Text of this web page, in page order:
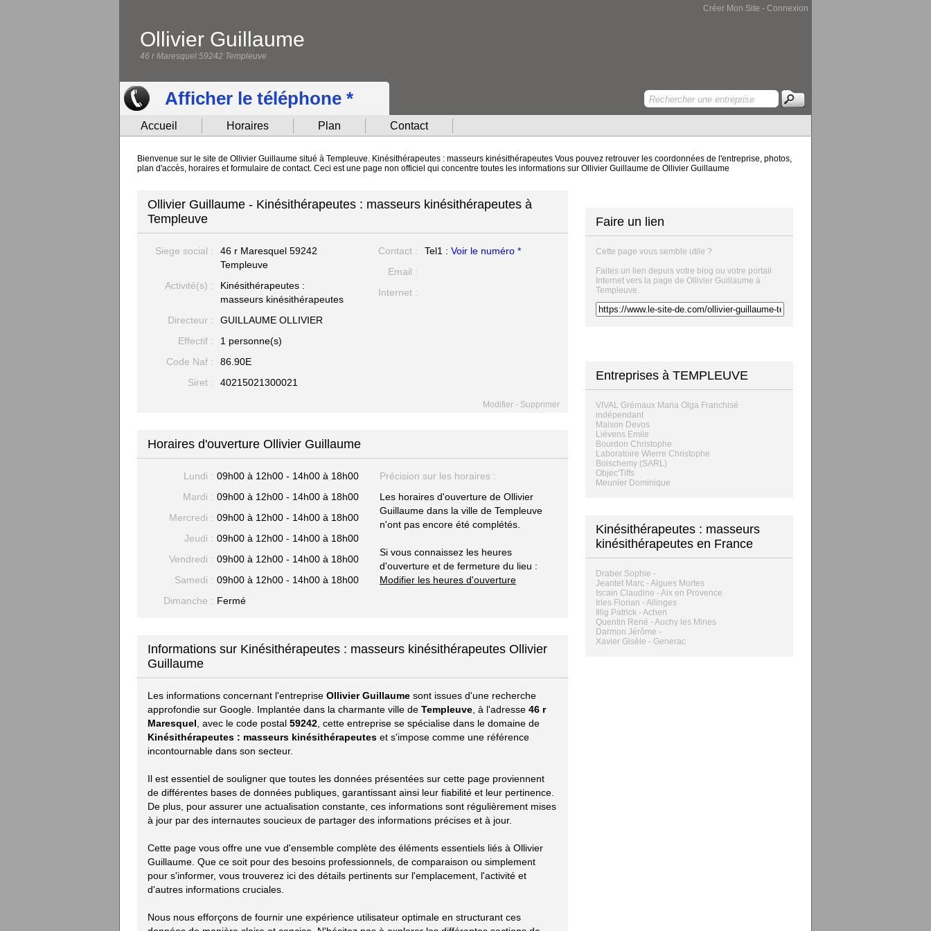
Créer Mon Site - Connexion
Ollivier Guillaume
46 r Maresquel 59242 Templeuve
Afficher le téléphone *
Accueil Horaires Plan Contact
Bienvenue sur le site de Ollivier Guillaume situé à Templeuve. Kinésithérapeutes : masseurs kinésithérapeutes Vous pouvez retrouver les coordonnées de l'entreprise, photos,
plan d'accès, horaires et formulaire de contact. Ceci est une page non officiel qui concentre toutes les informations sur Ollivier Guillaume de Ollivier Guillaume
Ollivier Guillaume - Kinésithérapeutes : masseurs kinésithérapeutes à
Templeuve
Siege social : 46 r Maresquel 59242
Templeuve
Activité(s) :
Kinésithérapeutes :
masseurs kinésithérapeutes
Directeur :
GUILLAUME OLLIVIER
Effectif :
1 personne(s)
Code Naf :
86.90E
Siret :
40215021300021
Contact : Tel1 : Voir le numéro *
Email :
Internet :
Modifier - Supprimer
Horaires d'ouverture Ollivier Guillaume
Lundi : 09h00 à 12h00 - 14h00 à 18h00
Mardi : 09h00 à 12h00 - 14h00 à 18h00
Mercredi : 09h00 à 12h00 - 14h00 à 18h00
Jeudi : 09h00 à 12h00 - 14h00 à 18h00
Vendredi : 09h00 à 12h00 - 14h00 à 18h00
Samedi : 09h00 à 12h00 - 14h00 à 18h00
Dimanche : Fermé
Précision sur les horaires :
Les horaires d'ouverture de Ollivier
Guillaume dans la ville de Templeuve
n'ont pas encore été complétés.
Si vous connaissez les heures
d'ouverture et de fermeture du lieu :
Modifier les heures d'ouverture
Informations sur Kinésithérapeutes : masseurs kinésithérapeutes Ollivier
Guillaume
Les informations concernant l'entreprise Ollivier Guillaume sont issues d'une recherche
approfondie sur Google. Implantée dans la charmante ville de Templeuve , à l'adresse 46 r
Maresquel , avec le code postal 59242 , cette entreprise se spécialise dans le domaine de
Kinésithérapeutes : masseurs kinésithérapeutes et s'impose comme une référence
incontournable dans son secteur.
Il est essentiel de souligner que toutes les données présentées sur cette page proviennent
de différentes bases de données publiques, garantissant ainsi leur fiabilité et leur pertinence.
De plus, pour assurer une actualisation constante, ces informations sont régulièrement mises
à jour par des internautes soucieux de partager des informations précises et à jour.
Cette page vous offre une vue d'ensemble complète des éléments essentiels liés à Ollivier
Guillaume. Que ce soit pour des besoins professionnels, de comparaison ou simplement
pour s'informer, vous trouverez ici des détails pertinents sur l'emplacement, l'activité et
d'autres informations cruciales.
Nous nous efforçons de fournir une expérience utilisateur optimale en structurant ces
Faire un lien
Cette page vous semble utile ?
Faites un lien depuis votre blog ou votre portail
Internet vers la page de Ollivier Guillaume à
Templeuve.
Entreprises à TEMPLEUVE
VIVAL Grémaux Maria Olga Franchisé
indépendant
Maison Devos
Liévens Emile
Bourdon Christophe
Laboratoire Wierre Christophe
Boischemy (SARL)
Objec'Tiffs
Meunier Dominique
Kinésithérapeutes : masseurs
kinésithérapeutes en France
Draber Sophie -
Jeantet Marc - Aigues Mortes
Iscain Claudine - Aix en Provence
Irles Florian - Allinges
Illig Patrick - Achen
Quentin René - Auchy les Mines
Darmon Jérôme -
Xavier Gisèle - Generac